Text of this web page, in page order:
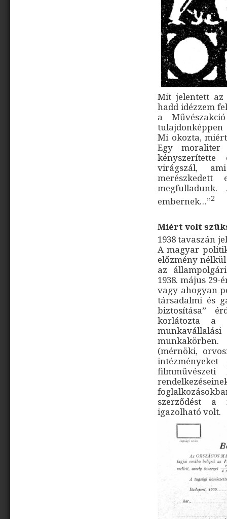
Mit jelentett az
hadd idézzem
a
tulajdonképpen
Mi okozta,
Egy moraliter
virágszál,
embernek…”2
Miért volt
1938 tavaszán
A magyar
előzmény
az
1938. május 29-
vagy ahogyan
társadalmi és
biztosítása”
korlátozta a
(mérnöki,
szerződést a
igazolható volt.